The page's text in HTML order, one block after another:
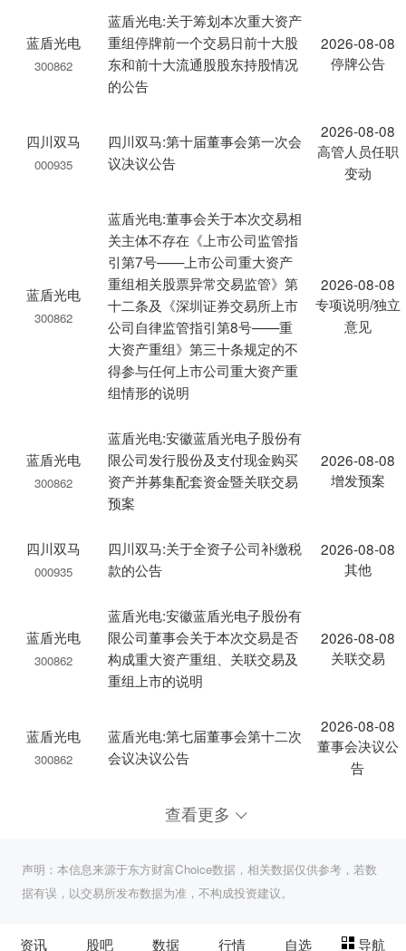
蓝盾光电
300862
蓝盾光电:关于筹划本次重大资产
重组停牌前一个交易日前十大股
东和前十大流通股股东持股情况
的公告
2026-08-08
停牌公告
四川双马
000935
四川双马:第十届董事会第一次会
议决议公告
2026-08-08
高管人员任职
变动
蓝盾光电
300862
蓝盾光电:董事会关于本次交易相
关主体不存在《上市公司监管指
引第7号——上市公司重大资产
重组相关股票异常交易监管》第
十二条及《深圳证券交易所上市
公司自律监管指引第8号——重
大资产重组》第三十条规定的不
得参与任何上市公司重大资产重
组情形的说明
2026-08-08
专项说明/独立
意见
蓝盾光电
300862
蓝盾光电:安徽蓝盾光电子股份有
限公司发行股份及支付现金购买
资产并募集配套资金暨关联交易
预案
2026-08-08
增发预案
四川双马
000935
四川双马:关于全资子公司补缴税
款的公告
2026-08-08
其他
蓝盾光电
300862
蓝盾光电:安徽蓝盾光电子股份有
限公司董事会关于本次交易是否
构成重大资产重组、关联交易及
重组上市的说明
2026-08-08
关联交易
蓝盾光电
300862
蓝盾光电:第七届董事会第十二次
会议决议公告
2026-08-08
董事会决议公
告
查看更多
声明：本信息来源于东方财富Choice数据，相关数据仅供参考，若数
据有误，以交易所发布数据为准，不构成投资建议。
资讯 股吧 数据 行情 自选 导航